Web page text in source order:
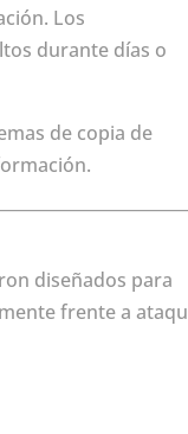
Los
durante días o
de copia de
diseñados para
frente a